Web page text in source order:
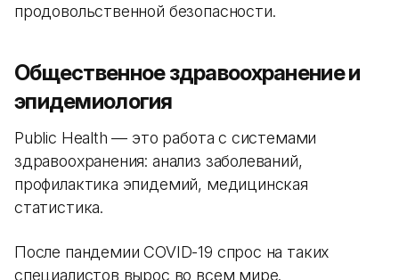
продовольственной безопасности.
Общественное здравоохранение и
эпидемиология
Public Health — это работа с системами
здравоохранения: анализ заболеваний,
профилактика эпидемий, медицинская
статистика.
После пандемии COVID-19 спрос на таких
специалистов вырос во всем мире.